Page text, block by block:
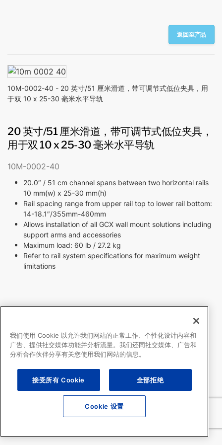
返回至产品
10M-0002-40 - 20 英寸/51 厘米滑道，带可调节式低位夹具，用
于双 10 x 25-30 毫米水平导轨
20 英寸/51 厘米滑道，带可调节式低位夹具，
用于双 10 x 25-30 毫米水平导轨
10M-0002-40
20.0″ / 51 cm channel spans between two horizontal rails
10 mm(w) x 25-30 mm(h)
Rail spacing range from upper rail top to lower rail bottom:
14-18.1″/355mm-460mm
Allows installation of all GCX wall mount solutions including
support arms and accessories
Maximum load: 60 lb / 27.2 kg
Refer to rail system specifications for maximum weight
limitations
我们使用 Cookie 以允许我们网站的正常工作、个性化设计内容和
广告、提供社交媒体功能并分析流量。我们还同社交媒体、广告和
分析合作伙伴分享有关您使用我们网站的信息。
接受所有 Cookie 全部拒绝
Cookie 设置